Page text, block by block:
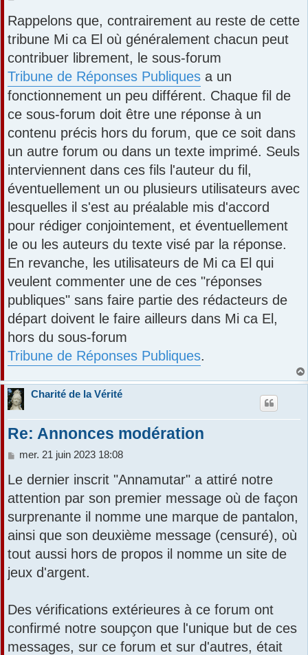
s
s
a
g
e
Rappelons que, contrairement au reste de cette
tribune Mi ca El où généralement chacun peut
contribuer librement, le sous-forum
Tribune de Réponses Publiques a un
fonctionnement un peu différent. Chaque fil de
ce sous-forum doit être une réponse à un
contenu précis hors du forum, que ce soit dans
un autre forum ou dans un texte imprimé. Seuls
interviennent dans ces fils l'auteur du fil,
éventuellement un ou plusieurs utilisateurs avec
lesquelles il s'est au préalable mis d'accord
pour rédiger conjointement, et éventuellement
le ou les auteurs du texte visé par la réponse.
En revanche, les utilisateurs de Mi ca El qui
veulent commenter une de ces "réponses
publiques" sans faire partie des rédacteurs de
départ doivent le faire ailleurs dans Mi ca El,
hors du sous-forum
Tribune de Réponses Publiques.
Charité de la Vérité
Re: Annonces modération
M
s
a
g
e
mer. 21 juin 2023 18:08
Le dernier inscrit "Annamutar" a attiré notre
attention par son premier message où de façon
surprenante il nomme une marque de pantalon,
ainsi que son deuxième message (censuré), où
tout aussi hors de propos il nomme un site de
jeux d'argent.
Des vérifications extérieures à ce forum ont
confirmé notre soupçon que l'unique but de ces
messages, sur ce forum et sur d'autres, était